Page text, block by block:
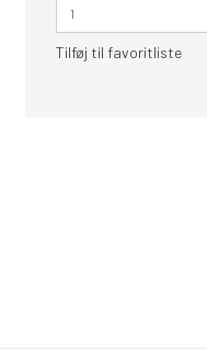
Tilføj til favoritliste